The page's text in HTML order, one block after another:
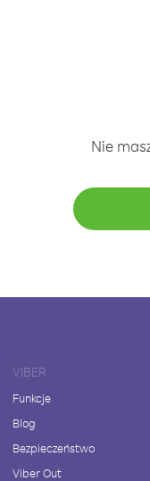
Nie
VIBER
Funkcje
Blog
Bezpieczeństwo
Viber Out